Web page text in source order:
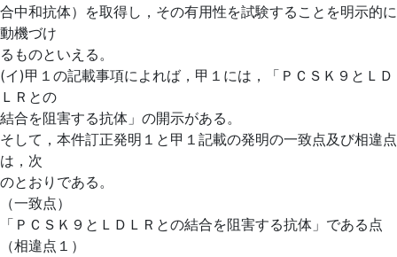
合中和抗体）を取得し，その有用性を試験することを明示的に
動機づけ
るものといえる。
(イ)甲１の記載事項によれば，甲１には，「ＰＣＳＫ９とＬＤ
ＬＲとの
結合を阻害する抗体」の開示がある。
そして，本件訂正発明１と甲１記載の発明の一致点及び相違点
は，次
のとおりである。
（一致点）
「ＰＣＳＫ９とＬＤＬＲとの結合を阻害する抗体」である点
（相違点１）